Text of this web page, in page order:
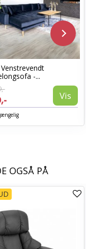
-...
Vis
OGSÅ PÅ